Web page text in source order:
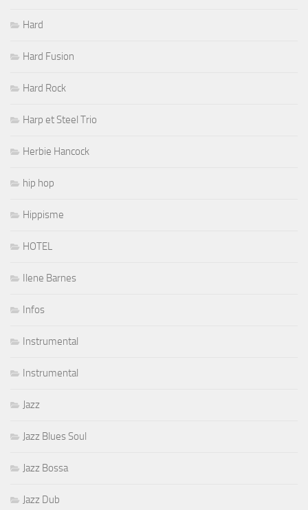
Hard
Hard Fusion
Hard Rock
Harp et Steel Trio
Herbie Hancock
hip hop
Hippisme
HOTEL
Ilene Barnes
Infos
Instrumental
Instrumental
Jazz
Jazz Blues Soul
Jazz Bossa
Jazz Dub